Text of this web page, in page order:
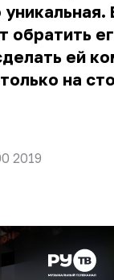
обратить
ей
на
2019